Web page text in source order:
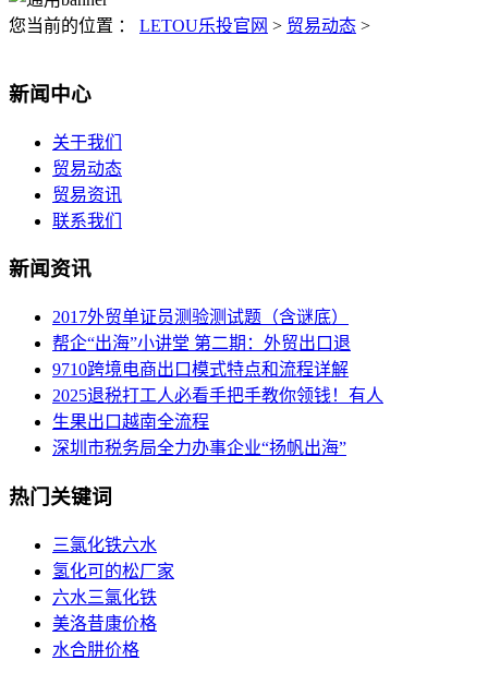
您当前的位置 ： LETOU乐投官网 > 贸易动态 >
新闻中心
关于我们
贸易动态
贸易资讯
联系我们
新闻资讯
2017外贸单证员测验测试题（含谜底）
帮企“出海”小讲堂 第二期：外贸出口退
9710跨境电商出口模式特点和流程详解
2025退税打工人必看手把手教你领钱！有人
生果出口越南全流程
深圳市税务局全力办事企业“扬帆出海”
热门关键词
三氯化铁六水
氢化可的松厂家
六水三氯化铁
美洛昔康价格
水合肼价格